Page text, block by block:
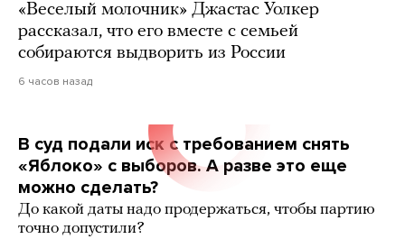
«Веселый молочник» Джастас Уолкер
рассказал, что его вместе с семьей
собираются выдворить из России
6 часов назад
В суд подали иск с требованием снять
«Яблоко» с выборов. А разве это еще
можно сделать?
До какой даты надо продержаться, чтобы партию
точно допустили?